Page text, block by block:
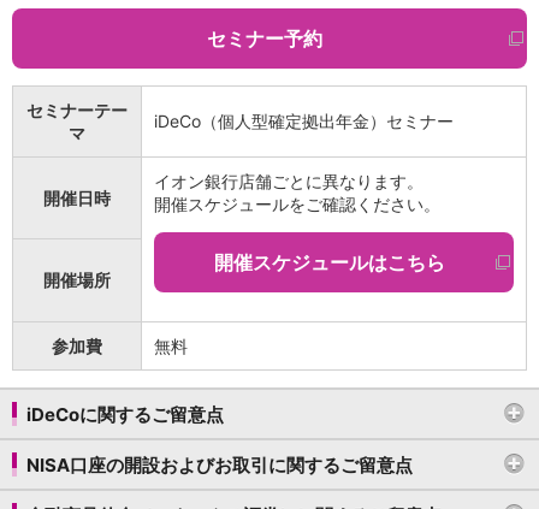
電子マネーWAON
インボイス
手数料
店舗・ATM
北海道
岩手県
宮城県
秋田県
山形県
福島県
関東／北陸・甲信越
茨城県
セミナー予約
セミナーテー
マ
iDeCo（個人型確定拠出年金）セミナー
開催日時
イオン銀行店舗ごとに異なります。
開催スケジュールをご確認ください。
開催スケジュールはこちら
開催場所
参加費 無料
iDeCoに関するご留意点
NISA口座の開設およびお取引に関するご留意点